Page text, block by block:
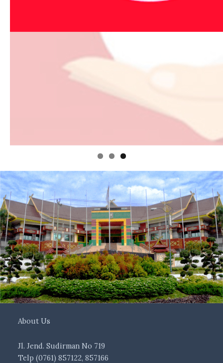
About Us
Jl. Jend. Sudirman No 719
Telp (0761) 857122, 857166